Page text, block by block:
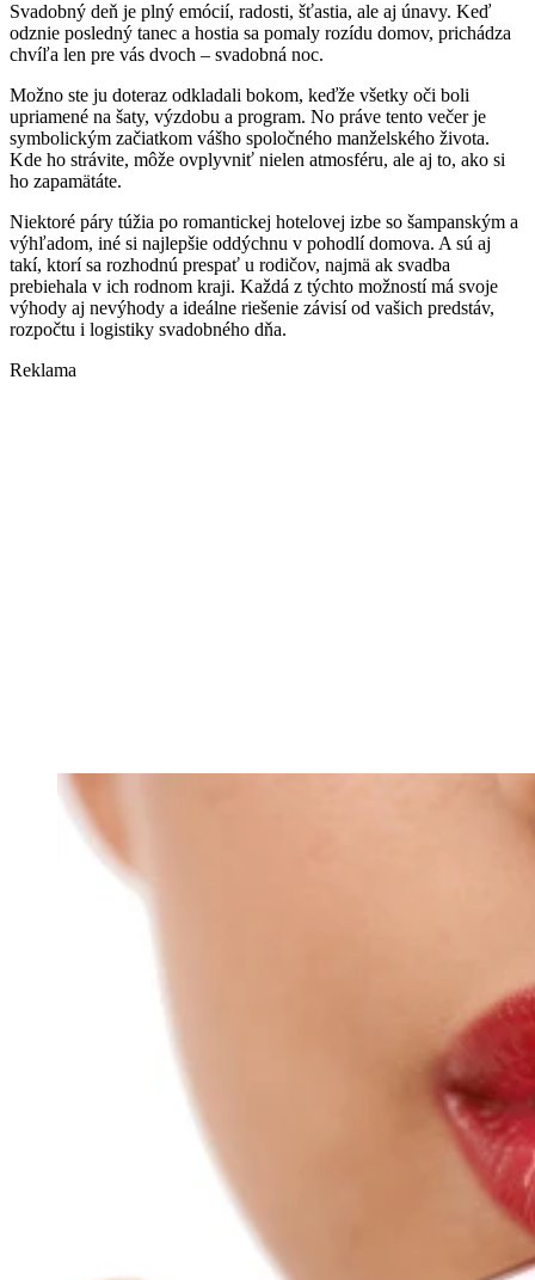
Svadobný deň je plný emócií, radosti, šťastia, ale aj únavy. Keď
odznie posledný tanec a hostia sa pomaly rozídu domov, prichádza
chvíľa len pre vás dvoch – svadobná noc.
Možno ste ju doteraz odkladali bokom, keďže všetky oči boli
upriamené na šaty, výzdobu a program. No práve tento večer je
symbolickým začiatkom vášho spoločného manželského života.
Kde ho strávite, môže ovplyvniť nielen atmosféru, ale aj to, ako si
ho zapamätáte.
Niektoré páry túžia po romantickej hotelovej izbe so šampanským a
výhľadom, iné si najlepšie oddýchnu v pohodlí domova. A sú aj
takí, ktorí sa rozhodnú prespať u rodičov, najmä ak svadba
prebiehala v ich rodnom kraji. Každá z týchto možností má svoje
výhody aj nevýhody a ideálne riešenie závisí od vašich predstáv,
rozpočtu i logistiky svadobného dňa.
Reklama